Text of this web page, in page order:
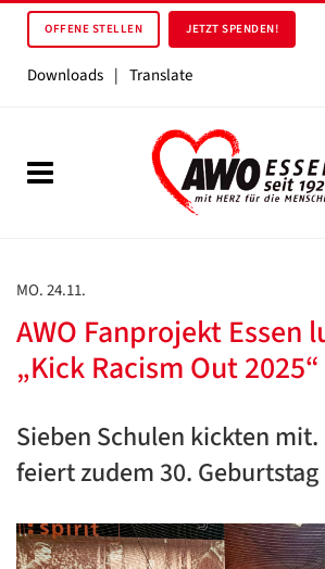
OFFENE STELLEN JETZT SPENDEN!
Downloads | Translate
MO. 24.11.
AWO Fanprojekt Essen
„Kick Racism Out 2025“
Sieben Schulen kickten
feiert zudem 30. Geburtstag